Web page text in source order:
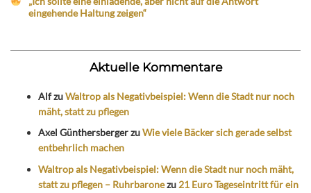
eingehende Haltung zeigen“
Aktuelle Kommentare
AlfzuWaltrop als Negativbeispiel: Wenn die Stadt nur noch
mäht, statt zu pflegen
Axel GünthersbergerzuWie viele Bäcker sich gerade selbst
entbehrlich machen
Waltrop als Negativbeispiel: Wenn die Stadt nur noch mäht,
statt zu pflegen – Ruhrbaronezu 21 Euro Tageseintritt für ein